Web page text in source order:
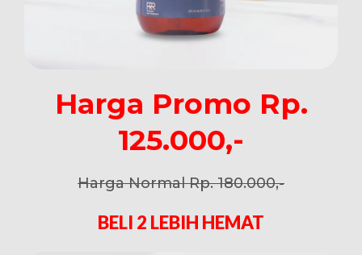
Harga Promo Rp.
125.000,-
Harga Normal Rp. 180.000,-
BELI 2 LEBIH HEMAT